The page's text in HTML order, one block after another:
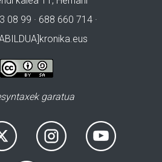
08 99 · 688 660 714 ·
garatua